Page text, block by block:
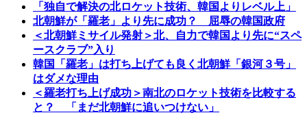
「独自で解決の北ロケット技術、韓国よりレベル上」
北朝鮮が「羅老」より先に成功？ 屈辱の韓国政府
＜北朝鮮ミサイル発射＞北、自力で韓国より先に“スペ
ースクラブ”入り
韓国「羅老」は打ち上げても良く北朝鮮「銀河３号」
はダメな理由
＜羅老打ち上げ成功＞南北のロケット技術を比較する
と？ 「まだ北朝鮮に追いつけない」